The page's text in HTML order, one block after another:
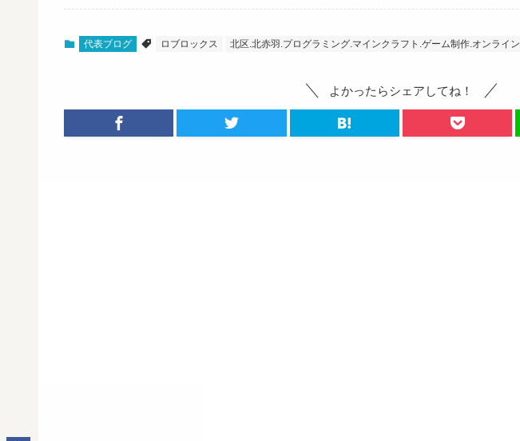
代表ブログ ロブロックス 北区.北赤羽.プログラミング.マインクラフト.ゲーム制作.オンライン
よかったらシェアしてね！